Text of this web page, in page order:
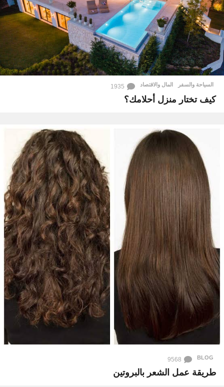
السياحة والسفر ,
المال والاقتصاد 1935
كيف تختار منزل أحلامك؟
BLOG
9568
طريقة عمل الشعر بالبروتين